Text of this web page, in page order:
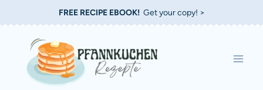
Inhalt
springen
FREE RECIPE EBOOK!Get your copy! >